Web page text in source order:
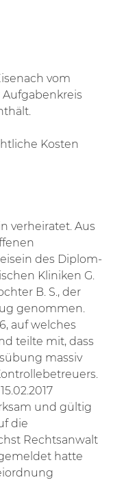
vom
Aufgabenkreis
Kosten
verheiratet. Aus
des Diplom-
Kliniken G.
B. S., der
genommen.
auf welches
teilte mit, dass
massiv
und gültig
die
Rechtsanwalt
hatte